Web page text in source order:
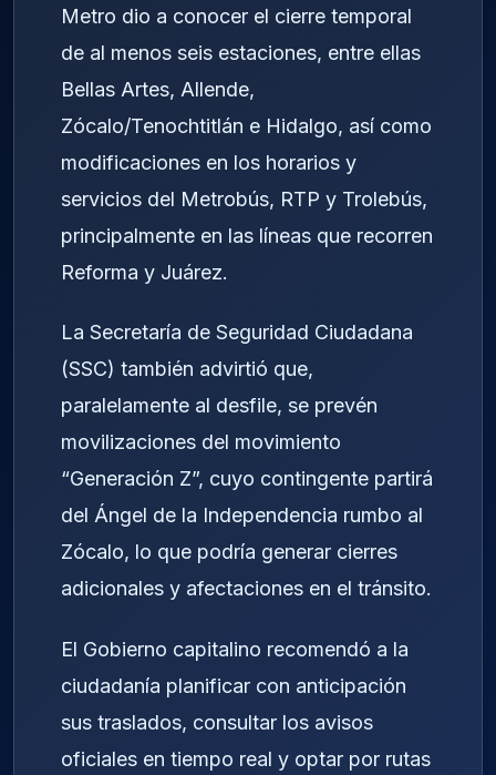
Metro dio a conocer el cierre temporal
de al menos seis estaciones, entre ellas
Bellas Artes, Allende,
Zócalo/Tenochtitlán e Hidalgo, así como
modificaciones en los horarios y
servicios del Metrobús, RTP y Trolebús,
principalmente en las líneas que recorren
Reforma y Juárez.
La Secretaría de Seguridad Ciudadana
(SSC) también advirtió que,
paralelamente al desfile, se prevén
movilizaciones del movimiento
“Generación Z”, cuyo contingente partirá
del Ángel de la Independencia rumbo al
Zócalo, lo que podría generar cierres
adicionales y afectaciones en el tránsito.
El Gobierno capitalino recomendó a la
ciudadanía planificar con anticipación
sus traslados, consultar los avisos
oficiales en tiempo real y optar por rutas